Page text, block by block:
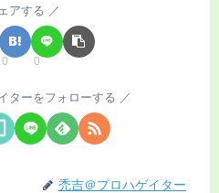
アする
0 0
ターをフォローする
禿吉＠プロハゲイター